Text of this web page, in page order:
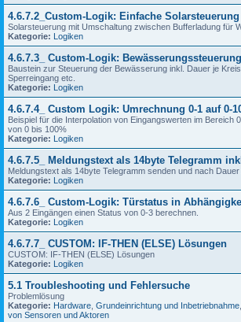
4.6.7.2_Custom-Logik: Einfache Solarsteuerung
Solarsteuerung mit Umschaltung zwischen Bufferladung für
Kategorie: Logiken
4.6.7.3_ Custom-Logik:
Baustein zur Steuerung der Bewässerung inkl. Dauer je
Sperreingang etc.
Kategorie: Logiken
4.6.7.4_ Custom Logik: Umrechnung 0-1 auf 0-
Beispiel für die Interpolation von Eingangswerten im Bereich
von 0 bis 100%
Kategorie: Logiken
4.6.7.5_ Meldungstext als 14byte Telegramm
Meldungstext als 14byte Telegramm senden und nach
Kategorie: Logiken
4.6.7.6_ Custom-Logik: Türstatus in
Aus 2 Eingängen einen Status von 0-3 berechnen.
Kategorie: Logiken
4.6.7.7_ CUSTOM: IF-THEN (ELSE) Lösungen
CUSTOM: IF-THEN (ELSE) Lösungen
Kategorie: Logiken
5.1 Troubleshooting und Fehlersuche
Problemlösung
Kategorie: Hardware Grundeinrichtung und Inbetriebnahme
von Sensoren und Aktoren